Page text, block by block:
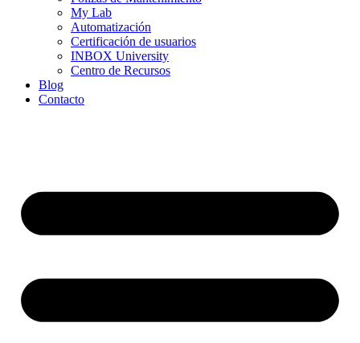
My Lab
Automatización
Certificación de usuarios
INBOX University
Centro de Recursos
Blog
Contacto